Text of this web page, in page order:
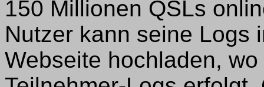
150 Millionen QSLs
Nutzer kann seine Logs
Webseite hochladen,